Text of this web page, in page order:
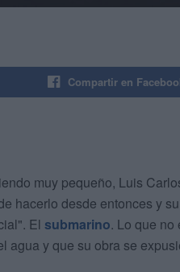
Compartir en
muy pequeño, Luis
hacerlo desde entonces y
El submarino. Lo que no
agua y que su obra se